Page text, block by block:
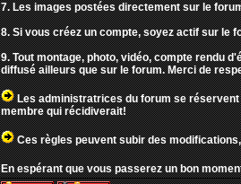
7. Les images postées directement sur le
8. Si vous créez un compte, soyez actif sur le
9. Tout montage, photo, vidéo, compte rendu
diffusé ailleurs que sur le forum. Merci de
Les administratrices du forum se
membre qui récidiverait!
Ces règles peuvent subir des
En espérant que vous passerez un bon